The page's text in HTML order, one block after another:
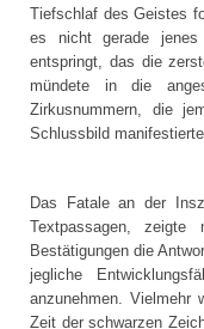
Tiefschlaf des Geistes
es nicht gerade jenes
entspringt, das die
mündete in die
Zirkusnummern, die
Schlussbild
Das Fatale an der
Textpassagen,
Bestätigungen die
jegliche
anzunehmen.
Zeit der schwarzen